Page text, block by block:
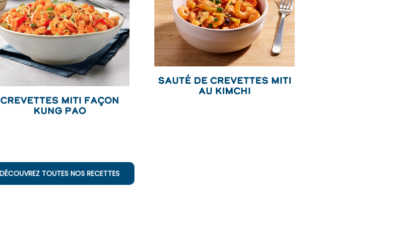
Crevettes Miti façon
Kung Pao
Sauté de Crevettes Miti
au Kimchi
DÉCOUVREZ TOUTES NOS RECETTES